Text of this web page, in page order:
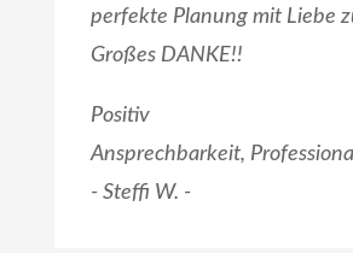
perfekte Planung mit Liebe
Großes DANKE!!
Positiv
Ansprechbarkeit,
- Steffi W. -